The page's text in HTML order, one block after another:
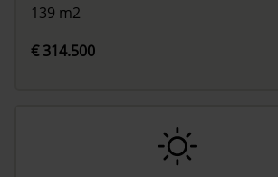
139 m2
€ 314.500